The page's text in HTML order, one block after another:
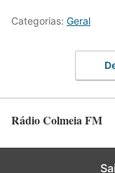
Categorias: Geral
Rádio Colmeia FM